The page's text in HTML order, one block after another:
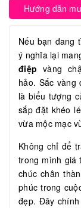
Hướng dẫn
Nếu bạn đang
ý nghĩa lại
điệpvàng
hảo. Sắc vàng
là biểu tượng
sắp đặt khéo
vừa mộc mạc
Không chỉ để
trong mình giá
chúc chân
phúc trong
đẹp. Đây